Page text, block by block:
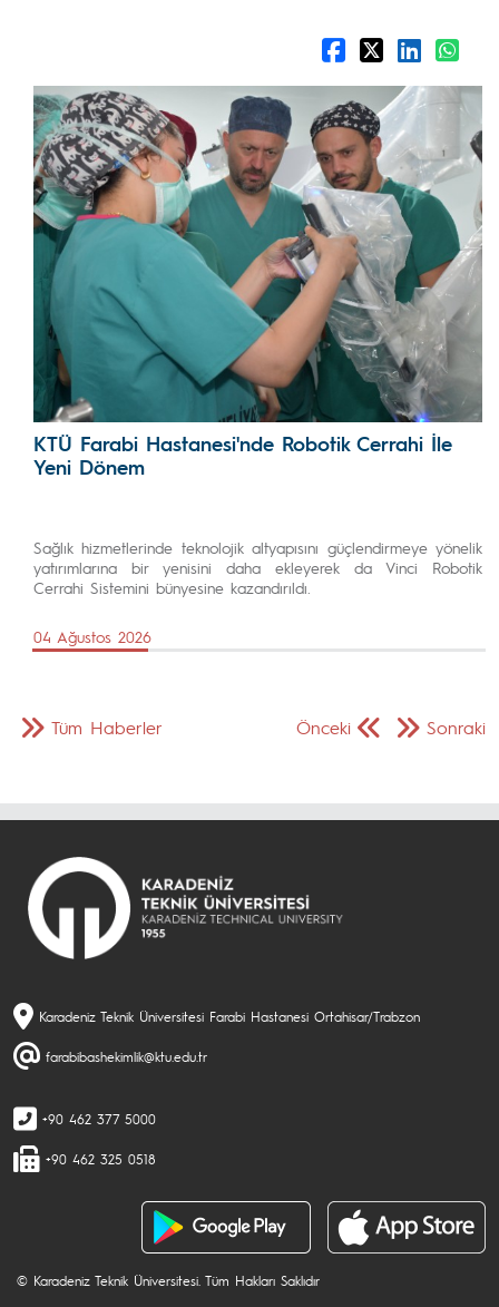
KTÜ Farabi Hastanesi'nde Robotik Cerrahi İle
Yeni Dönem
Sağlık hizmetlerinde teknolojik altyapısını güçlendirmeye yönelik
yatırımlarına bir yenisini daha ekleyerek da Vinci Robotik
Cerrahi Sistemini bünyesine kazandırıldı.
04 Ağustos 2026
Önceki Sonraki
Tüm Haberler
Karadeniz Teknik Üniversitesi Farabi Hastanesi Ortahisar/Trabzon
farabibashekimlik@ktu.edu.tr
+90 462 377 5000
+90 462 325 0518
© Karadeniz Teknik Üniversitesi. Tüm Hakları Saklıdır